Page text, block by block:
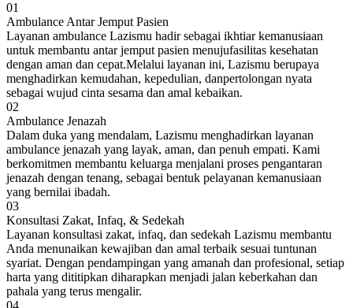
01
Ambulance Antar Jemput Pasien
Layanan ambulance Lazismu hadir sebagai ikhtiar kemanusiaan
untuk membantu antar jemput pasien menujufasilitas kesehatan
dengan aman dan cepat.Melalui layanan ini, Lazismu berupaya
menghadirkan kemudahan, kepedulian, danpertolongan nyata
sebagai wujud cinta sesama dan amal kebaikan.
02
Ambulance Jenazah
Dalam duka yang mendalam, Lazismu menghadirkan layanan
ambulance jenazah yang layak, aman, dan penuh empati. Kami
berkomitmen membantu keluarga menjalani proses pengantaran
jenazah dengan tenang, sebagai bentuk pelayanan kemanusiaan
yang bernilai ibadah.
03
Konsultasi Zakat, Infaq, & Sedekah
Layanan konsultasi zakat, infaq, dan sedekah Lazismu membantu
Anda menunaikan kewajiban dan amal terbaik sesuai tuntunan
syariat. Dengan pendampingan yang amanah dan profesional, setiap
harta yang dititipkan diharapkan menjadi jalan keberkahan dan
pahala yang terus mengalir.
04